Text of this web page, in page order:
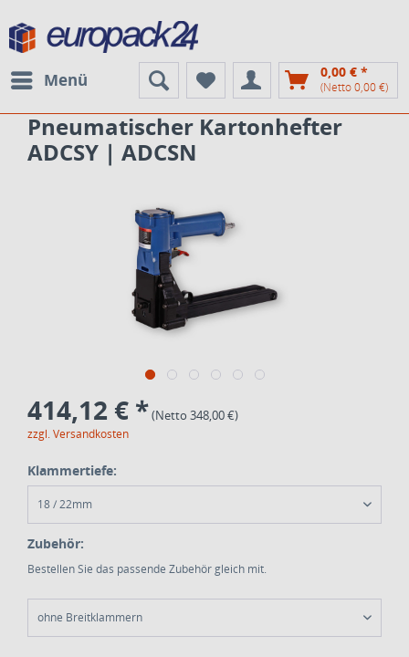
Menü 0,00 € *
(Netto 0,00 €)
Pneumatischer Kartonhefter
ADCSY | ADCSN
414,12 € *(Netto 348,00 €)
zzgl. Versandkosten
Klammertiefe:
18 / 22mm
Zubehör:
Bestellen Sie das passende Zubehör gleich mit.
ohne Breitklammern